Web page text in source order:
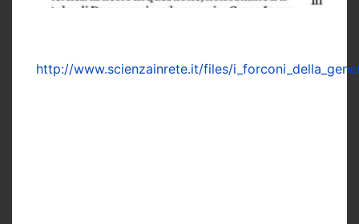
http://www.scienzainrete.it/files/